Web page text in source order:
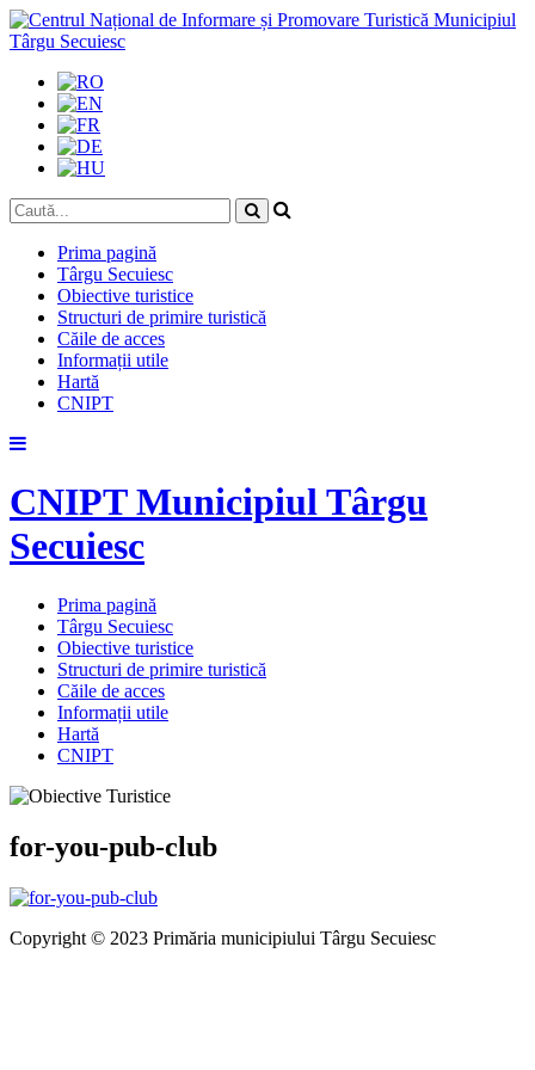
Prima pagină
Târgu Secuiesc
Obiective turistice
Structuri de primire turistică
Căile de acces
Informații utile
Hartă
CNIPT
Skip
content
CNIPT Municipiul Târgu
Secuiesc
Prima pagină
Târgu Secuiesc
Obiective turistice
Structuri de primire turistică
Căile de acces
Informații utile
Hartă
CNIPT
for-you-pub-club
Copyright © 2023 Primăria municipiului Târgu Secuiesc